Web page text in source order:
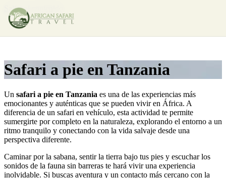
Saltar al contenido
Safari a pie en Tanzania
Un safari a pie en Tanzania es una de las experiencias más
emocionantes y auténticas que se pueden vivir en África. A
diferencia de un safari en vehículo, esta actividad te permite
sumergirte por completo en la naturaleza, explorando el entorno a un
ritmo tranquilo y conectando con la vida salvaje desde una
perspectiva diferente.
Caminar por la sabana, sentir la tierra bajo tus pies y escuchar los
sonidos de la fauna sin barreras te hará vivir una experiencia
inolvidable. Si buscas aventura y un contacto más cercano con la